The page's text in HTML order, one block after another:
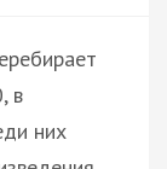
в
них